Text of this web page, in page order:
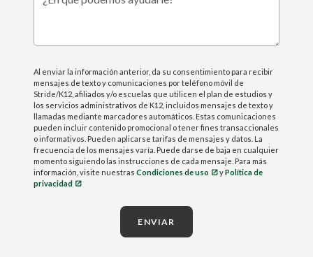
¿En qué podemos ayudarle?
Al enviar la información anterior, da su consentimiento para recibir
mensajes de texto y comunicaciones por teléfono móvil de
Stride/K12, afiliados y/o escuelas que utilicen el plan de estudios y
los servicios administrativos de K12, incluidos mensajes de texto y
llamadas mediante marcadores automáticos. Estas comunicaciones
pueden incluir contenido promocional o tener fines transaccionales
o informativos. Pueden aplicarse tarifas de mensajes y datos. La
frecuencia de los mensajes varía. Puede darse de baja en cualquier
momento siguiendo las instrucciones de cada mensaje. Para más
información, visite nuestras Condiciones de uso yPolítica de
privacidad
ENVIAR